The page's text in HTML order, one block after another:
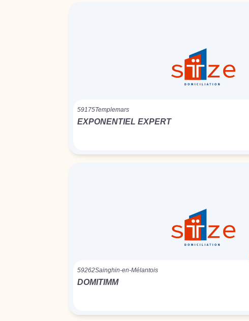
59175Templemars
EXPONENTIEL EXPERT
59262Sainghin-en-Mélantois
DOMITIMM